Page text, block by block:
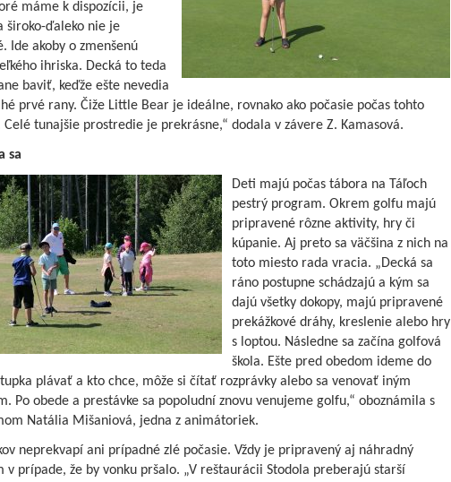
máme k dispozícii, je
široko-ďaleko nie je
Ide akoby o zmenšenú
ihriska. Decká to teda
baviť, keďže ešte nevedia
prvé rany. Čiže Little Bear je ideálne, rovnako ako počasie počas tohto
Celé tunajšie prostredie je prekrásne,“ dodala v závere Z. Kamasová.
sa
Deti majú počas tábora na Táľoch
pestrý program. Okrem golfu majú
pripravené rôzne aktivity, hry či
kúpanie. Aj preto sa väčšina z nich na
toto miesto rada vracia. „Decká sa
ráno postupne schádzajú a kým sa
dajú všetky dokopy, majú pripravené
prekážkové dráhy, kreslenie alebo hry
s loptou. Následne sa začína golfová
škola. Ešte pred obedom ideme do
plávať a kto chce, môže si čítať rozprávky alebo sa venovať iným
Po obede a prestávke sa popoludní znovu venujeme golfu,“ oboznámila s
Natália Mišaniová, jedna z animátoriek.
neprekvapí ani prípadné zlé počasie. Vždy je pripravený aj náhradný
v prípade, že by vonku pršalo. „V reštaurácii Stodola preberajú starší